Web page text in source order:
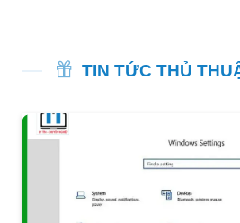
TIN TỨC THỦ